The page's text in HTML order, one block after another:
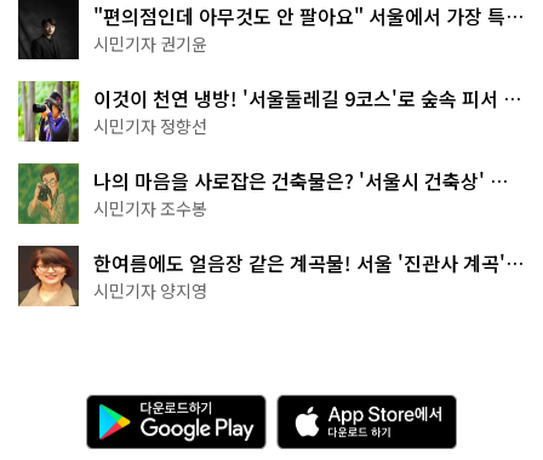
"편의점인데 아무것도 안 팔아요" 서울에서 가장 특별
한 편의점의 정체
시민기자 권기윤
이것이 천연 냉방! '서울둘레길 9코스'로 숲속 피서 떠
나볼까
시민기자 정향선
나의 마음을 사로잡은 건축물은? '서울시 건축상' 수
상작 공개!
시민기자 조수봉
한여름에도 얼음장 같은 계곡물! 서울 '진관사 계곡'이
천국이네~
시민기자 양지영
다
운
로
A
p
p